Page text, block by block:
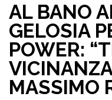
AL BANO
GELOSIA
POWER:
MASSIMO